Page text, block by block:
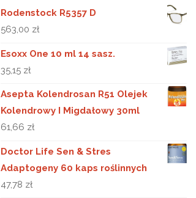
Rodenstock R5357 D
563,00 zł
Esoxx One 10 ml 14 sasz.
35,15 zł
Asepta Kolendrosan R51 Olejek
Kolendrowy I Migdałowy 30ml
61,66 zł
Doctor Life Sen & Stres
Adaptogeny 60 kaps roślinnych
47,78 zł